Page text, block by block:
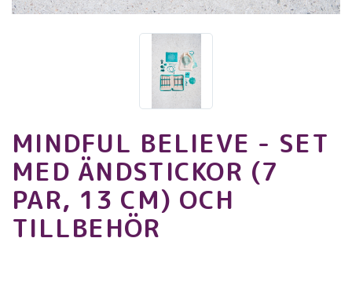
MINDFUL BELIEVE - SET
MED ÄNDSTICKOR (7
PAR, 13 CM) OCH
TILLBEHÖR